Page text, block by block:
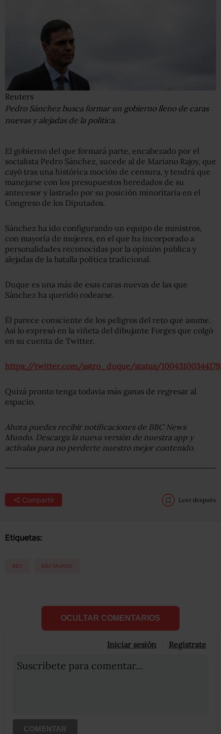
Reuters
Pedro Sánchez busca formar un gobierno lleno de caras
nuevas y alejadas de la política.
El gobierno del que formará parte, encabezado por el
socialista Pedro Sánchez, sucede al de Mariano Rajoy, que
cayó tras una histórica moción de censura, y tendrá que
manejarse con los presupuestos heredados de su
antecesor y lastrado por su posición minoritaria en el
Congreso de los Diputados.
Sánchez ha ido configurando un equipo de ministros,
con mayoría de mujeres, en el que ha incorporado a
personalidades reconocidas por la opinión pública y
alejadas de la batalla política tradicional.
Duque es una más de esas caras nuevas de las que
Sánchez ha querido rodearse.
Él parece consciente de los peligros del reto que asume.
Así lo expresó en la viñeta del dibujante Forges que colgó
en su cuenta de Twitter.
https://twitter.com/astro_duque/status/
Quizá pronto tenga todavía más ganas de regresar al
espacio.
Ahora puedes recibir notificaciones de BBCNews
Mundo. Descarga la nueva versión de nuestra app y
actívalas para no perderte nuestro mejor contenido.
Compartir Leer después
Etiquetas:
BBC BBC MUNDO
OCULTAR COMENTARIOS
Iniciar sesión Registrate
Suscribete para comentar...
COMENTAR